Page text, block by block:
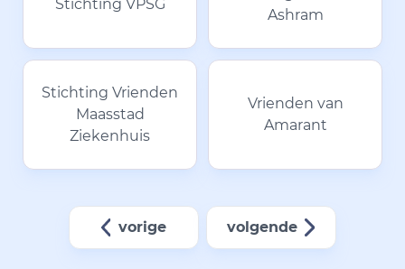
Stichting VPSG
Ashram
Stichting Vrienden
Maasstad
Ziekenhuis
Vrienden van
Amarant
vorige volgende